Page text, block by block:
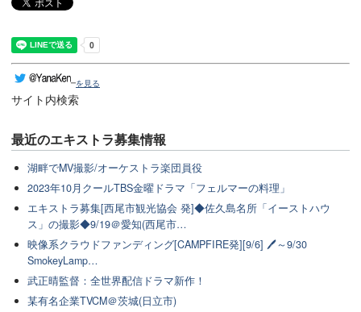
を見る
サイト内検索
最近のエキストラ募集情報
湖畔でMV撮影/オーケストラ楽団員役
2023年10月クールTBS金曜ドラマ「フェルマーの料理」
エキストラ募集[西尾市観光協会 発]◆佐久島名所「イーストハウ
ス」の撮影◆9/19＠愛知(西尾市…
映像系クラウドファンディング[CAMPFIRE発][9/6] 🖊～9/30
SmokeyLamp…
武正晴監督：全世界配信ドラマ新作！
某有名企業TVCM＠茨城(日立市)